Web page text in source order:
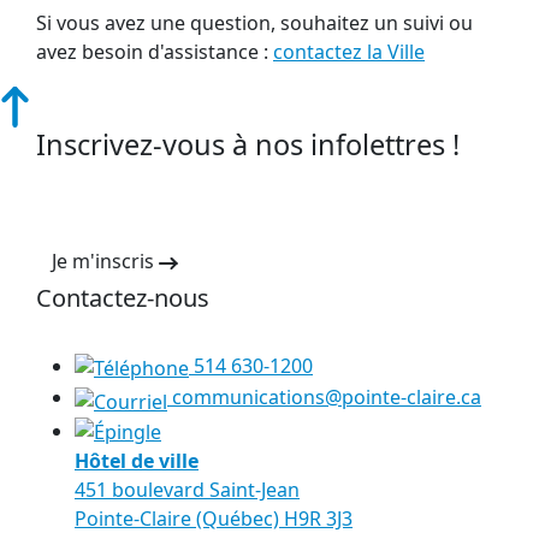
Si vous avez une question, souhaitez un suivi ou
avez besoin d'assistance : contactez la Ville
Inscrivez-vous à nos infolettres !
Je m'inscris
Contactez-nous
514 630-1200
communications@pointe-claire.ca
Hôtel de ville
451 boulevard Saint-Jean
Pointe-Claire (Québec) H9R 3J3